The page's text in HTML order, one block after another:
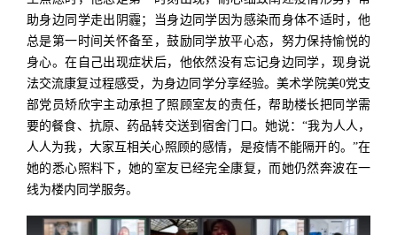
助身边同学走出阴霾；当身边同学因为感染而身体不适时，他
总是第一时间关怀备至，鼓励同学放平心态，努力保持愉悦的
身心。在自己出现症状后，他依然没有忘记身边同学，现身说
法交流康复过程感受，为身边同学分享经验。美术学院美0党支
部党员矫欣宇主动承担了照顾室友的责任，帮助楼长把同学需
要的餐食、抗原、药品转交送到宿舍门口。她说：“我为人人，
人人为我，大家互相关心照顾的感情，是疫情不能隔开的。”在
她的悉心照料下，她的室友已经完全康复，而她仍然奔波在一
线为楼内同学服务。